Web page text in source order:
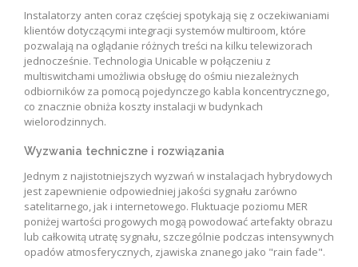
Instalatorzy anten coraz częściej spotykają się z oczekiwaniami
klientów dotyczącymi integracji systemów multiroom, które
pozwalają na oglądanie różnych treści na kilku telewizorach
jednocześnie. Technologia Unicable w połączeniu z
multiswitchami umożliwia obsługę do ośmiu niezależnych
odbiorników za pomocą pojedynczego kabla koncentrycznego,
co znacznie obniża koszty instalacji w budynkach
wielorodzinnych.
Wyzwania techniczne i rozwiązania
Jednym z najistotniejszych wyzwań w instalacjach hybrydowych
jest zapewnienie odpowiedniej jakości sygnału zarówno
satelitarnego, jak i internetowego. Fluktuacje poziomu MER
poniżej wartości progowych mogą powodować artefakty obrazu
lub całkowitą utratę sygnału, szczególnie podczas intensywnych
opadów atmosferycznych, zjawiska znanego jako "rain fade".